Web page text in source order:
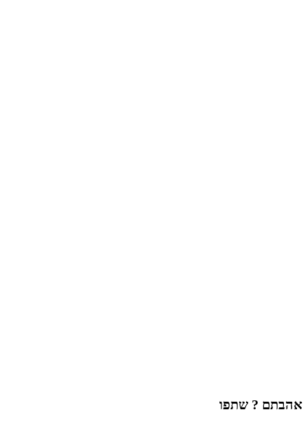
אהבתם ? שתפו